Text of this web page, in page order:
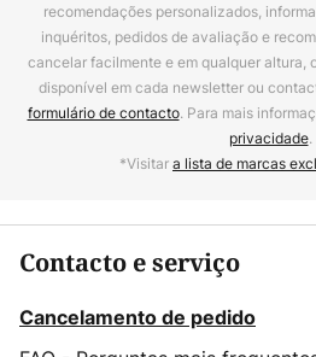
recomendações personalizados,
inquéritos, pedidos de avaliação e
cancelar facilmente e em qualquer altura,
disponível em cada newsletter ou
formulário de contacto. Para mais
privacidade.
*Visitara lista de marcas
Contacto e serviço
Cancelamento de pedido